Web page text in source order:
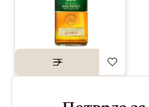
TULLAMORE